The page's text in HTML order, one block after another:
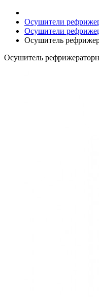
Осушители
Осушители
Осушитель
Осушитель